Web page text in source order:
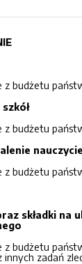
budżetu
budżetu
budżetu
składki
budżetu
innych zadań